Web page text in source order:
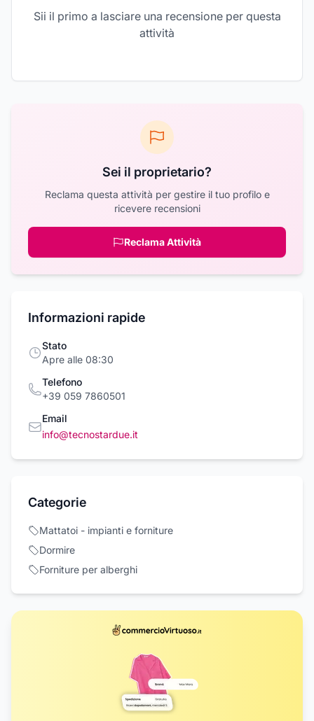
Sii il primo a lasciare una recensione per questa
attività
Sei il proprietario?
Reclama questa attività per gestire il tuo profilo e
ricevere recensioni
Reclama Attività
Informazioni rapide
Stato
Apre alle 08:30
Telefono
+39 059 7860501
Email
info@tecnostardue.it
Categorie
Mattatoi - impianti e forniture
Dormire
Forniture per alberghi